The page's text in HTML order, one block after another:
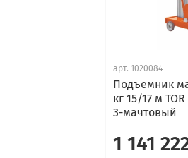
арт.1020084
Подъемник
кг 15/17 м
3-мачтовый
1 141